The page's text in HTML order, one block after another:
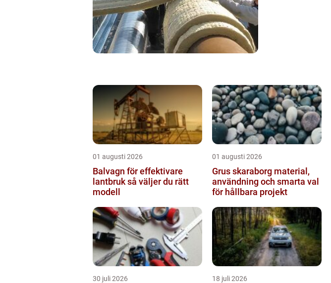
01 augusti 2026
Balvagn för effektivare
lantbruk så väljer du rätt
modell
01 augusti 2026
Grus skaraborg material,
användning och smarta val
för hållbara projekt
30 juli 2026 18 juli 2026